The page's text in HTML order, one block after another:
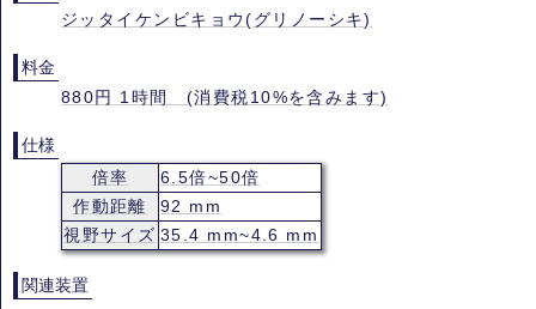
ジッタイケンビキョウ(グリノーシキ)
料金
880円 1時間 (消費税10%を含みます)
仕様
倍率
6.5倍~50倍
作動距離
92 mm
視野サイズ 35.4 mm~4.6 mm
関連装置